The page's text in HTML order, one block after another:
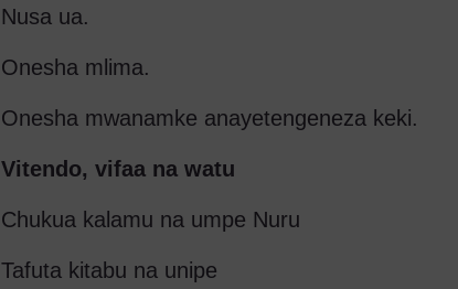
Nusa ua.
Onesha mlima.
Onesha mwanamke anayetengeneza keki.
Vitendo, vifaa na watu
Chukua kalamu na umpe Nuru
Tafuta kitabu na unipe